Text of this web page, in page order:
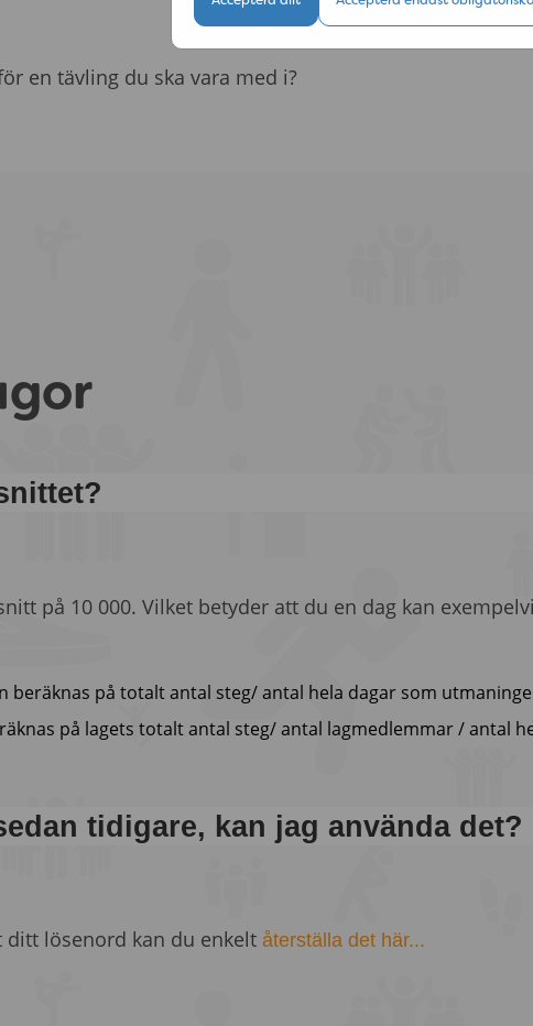
en tävling du ska vara med i?
på 10 000. Vilket betyder att du en dag kan
beräknas på totalt antal steg/ antal hela dagar som
på lagets totalt antal steg/ antal lagmedlemmar / antal
tidigare, kan jag använda det?
lösenord kan du enkelt återställa det här...